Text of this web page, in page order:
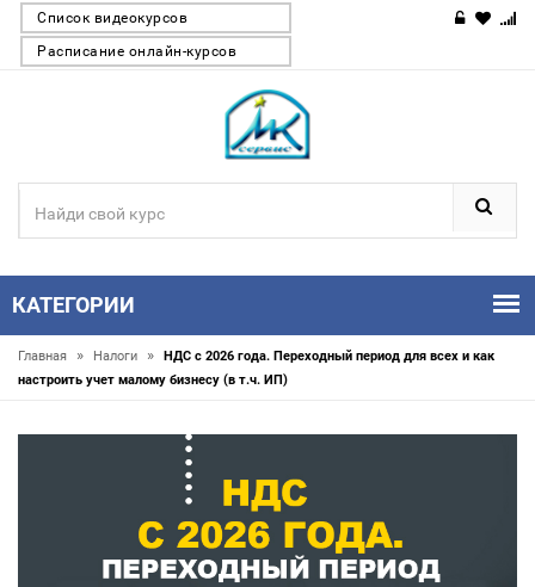
Список видеокурсов
Расписание онлайн-курсов
КАТЕГОРИИ
Главная » Налоги »
НДС с 2026 года. Переходный период для всех и как
настроить учет малому бизнесу (в т.ч. ИП)